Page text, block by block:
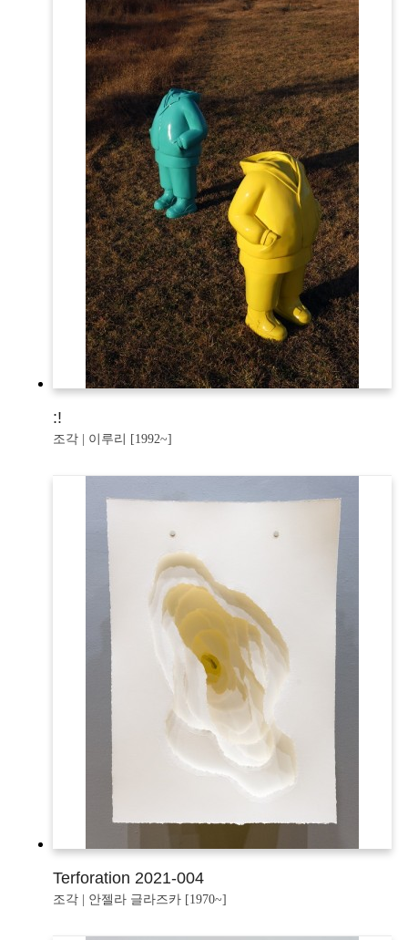
:!
조각 | 이루리 [1992~]
Terforation 2021-004
조각 | 안젤라 글라즈카 [1970~]